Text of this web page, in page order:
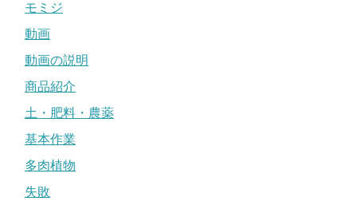
モミジ
動画
動画の説明
商品紹介
土・肥料・農薬
基本作業
多肉植物
失敗